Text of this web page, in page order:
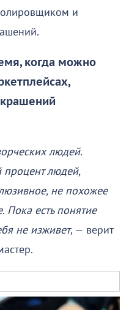
и
когда можно
людей.
процент людей,
не похожее
Пока есть понятие
не изживет, — верит